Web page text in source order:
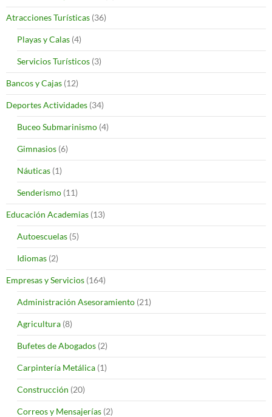
Atracciones Turísticas (36)
Playas y Calas (4)
Servicios Turísticos (3)
Bancos y Cajas (12)
Deportes Actividades (34)
Buceo Submarinismo (4)
Gimnasios (6)
Náuticas (1)
Senderismo (11)
Educación Academias (13)
Autoescuelas (5)
Idiomas (2)
Empresas y Servicios (164)
Administración Asesoramiento (21)
Agricultura (8)
Bufetes de Abogados (2)
Carpintería Metálica (1)
Construcción (20)
Correos y Mensajerías (2)